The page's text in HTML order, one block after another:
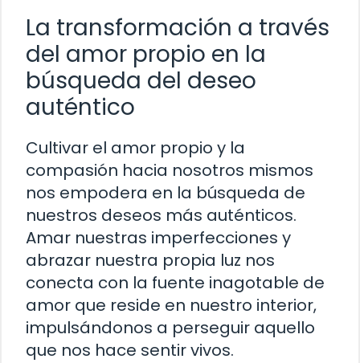
La transformación a través
del amor propio en la
búsqueda del deseo
auténtico
Cultivar el amor propio y la
compasión hacia nosotros mismos
nos empodera en la búsqueda de
nuestros deseos más auténticos.
Amar nuestras imperfecciones y
abrazar nuestra propia luz nos
conecta con la fuente inagotable de
amor que reside en nuestro interior,
impulsándonos a perseguir aquello
que nos hace sentir vivos.